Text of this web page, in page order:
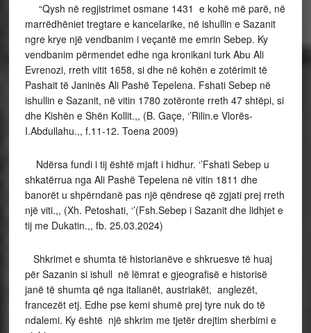
“Qysh në regjistrimet osmane 1431 e kohë më parë, në
marrëdhëniet tregtare e kancelarike, në ishullin e Sazanit
ngre krye një vendbanim i veçantë me emrin Sebep. Ky
vendbanim përmendet edhe nga kronikani turk Abu Ali
Evrenozi, rreth vitit 1658, si dhe në kohën e zotërimit të
Pashait të Janinës Ali Pashë Tepelena. Fshati Sebep në
ishullin e Sazanit, në vitin 1780 zotëronte rreth 47 shtëpi, si
dhe Kishën e Shën Kollit.,, (B. Gaçe, ‘’Rilin.e Vlorës-
I.Abdullahu.,, f.11-12. Toena 2009)
Ndërsa fundi i tij është mjaft i hidhur. ‘’Fshati Sebep u
shkatërrua nga Ali Pashë Tepelena në vitin 1811 dhe
banorët u shpërndanë pas një qëndrese që zgjati prej rreth
një viti.,, (Xh. Petoshati, ‘’(Fsh.Sebep i Sazanit dhe lidhjet e
tij me Dukatin.,, fb. 25.03.2024)
Shkrimet e shumta të historianëve e shkruesve të huaj
për Sazanin si ishull në lëmrat e gjeografisë e historisë
janë të shumta që nga italianët, austriakët, anglezët,
francezët etj. Edhe pse kemi shumë prej tyre nuk do të
ndalemi. Ky është një shkrim me tjetër drejtim sherbimi e